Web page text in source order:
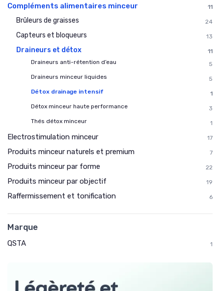
Compléments alimentaires minceur 11
Brûleurs de graisses 24
Capteurs et bloqueurs 13
Draineurs et détox
11
Draineurs anti-rétention d’eau
5
Draineurs minceur liquides
5
Détox drainage intensif
1
Détox minceur haute performance
3
Thés détox minceur
1
Electrostimulation minceur 17
Produits minceur naturels et premium 7
Produits minceur par forme 22
Produits minceur par objectif 19
Raffermissement et tonification 6
Marque
QSTA 1